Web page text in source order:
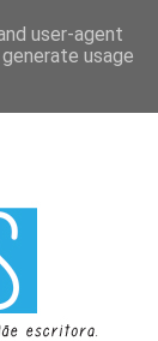
user-agent
usage